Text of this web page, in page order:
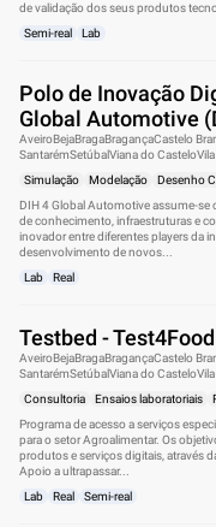
Semi-real Lab
de validação dos seus produtos
Polo de Inovação
Global Automotive
Lab Real
AveiroBejaBragaBragançaCastelo
SantarémSetúbalViana do Castelo
Simulação
Modelação Desenho
DIH 4 Global Automotive assume-se
de conhecimento, infraestruturas e
inovador entre diferentes players da
desenvolvimento de novos...
Testbed - Test4Food
Lab Real Semi-real
AveiroBejaBragaBragançaCastelo
SantarémSetúbalViana do Castelo
Consultoria
Ensaios laboratoriais
Programa de acesso a serviços
para o setor Agroalimentar. Os
produtos e serviços digitais, através
Apoio a ultrapassar...